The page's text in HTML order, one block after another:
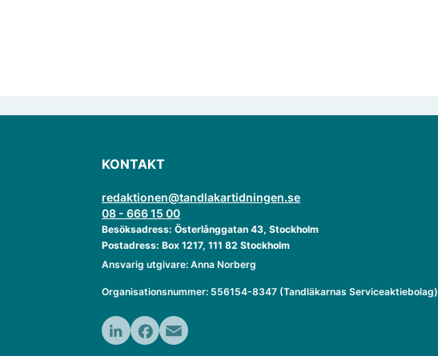
KONTAKT
redaktionen@tandlakartidningen.se
08 - 666 15 00
Besöksadress: Österlånggatan 43, Stockholm
Postadress: Box 1217, 111 82 Stockholm
Ansvarig utgivare: Anna Norberg
Organisationsnummer: 556154-8347 (Tandläkarnas Serviceaktiebolag)